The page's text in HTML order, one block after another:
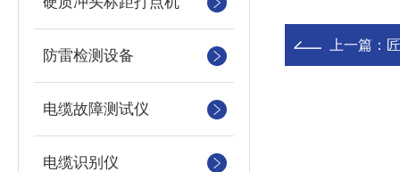
防雷检测设备
电缆故障测试仪
电缆识别仪
上一篇：